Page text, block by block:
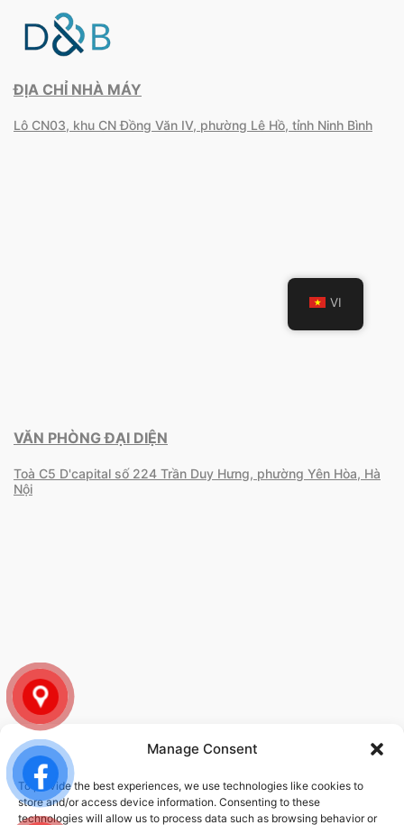
Manage Consent
To provide the best experiences, we use technologies like cookies to
store and/or access device information. Consenting to these
technologies will allow us to process data such as browsing behavior or
ĐỊA CHỈ NHÀ MÁY
Lô CN03, khu CN Đồng Văn IV, phường Lê Hồ, tỉnh Ninh Bình
VĂN PHÒNG ĐẠI DIỆN
Toà C5 D'capital số 224 Trần Duy Hưng, phường Yên Hòa, Hà
Nội
CHÍNH SÁCH
VI